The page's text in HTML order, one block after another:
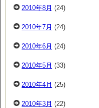
2010年8月 (24)
2010年7月 (24)
2010年6月 (24)
2010年5月 (33)
2010年4月 (25)
2010年3月 (22)